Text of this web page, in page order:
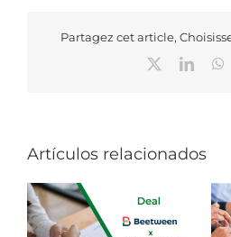
Partagez cet article,
Artículos relacionados